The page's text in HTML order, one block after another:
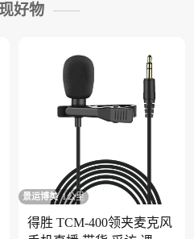
好物
景运博美 1公里
得胜 TCM-400领夹麦克风